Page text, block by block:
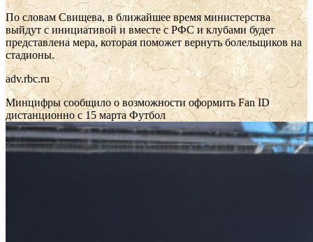
По словам Свищева, в ближайшее время министерства
выйдут с инициативой и вместе с РФС и клубами будет
представлена мера, которая поможет вернуть болельщиков на
стадионы.
adv.rbc.ru
Минцифры сообщило о возможности оформить Fan ID
дистанционно с 15 мартаФутбол